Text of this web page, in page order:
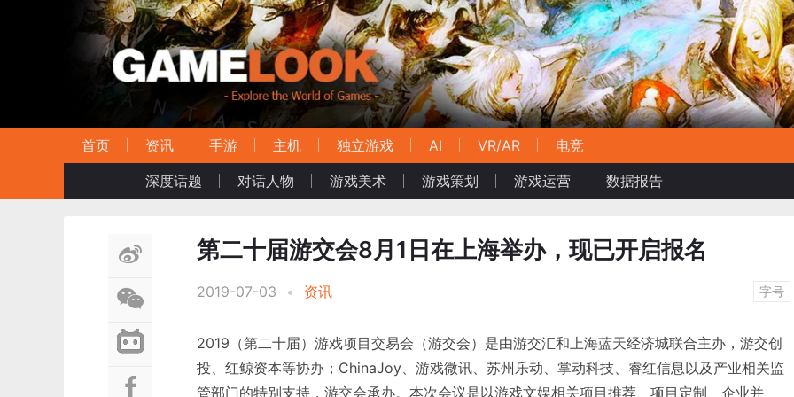
首页 资讯 手游 主机 独立游戏 AI VR/AR
电竞
深度话题
对话人物 游戏美术 游戏策划 游戏运营 数据报告
第二十届游交会8月1日在上海举办，现已开启报名
2019-07-03 • 资讯 字号
2019（第二十届）游戏项目交易会（游交会）是由游交汇和上海蓝天经济城联合主办，游交创
投、红鲸资本等协办；ChinaJoy、游戏微讯、苏州乐动、掌动科技、睿红信息以及产业相关监
管部门的特别支持，游交会承办。本次会议是以游戏文娱相关项目推荐、项目定制、企业并